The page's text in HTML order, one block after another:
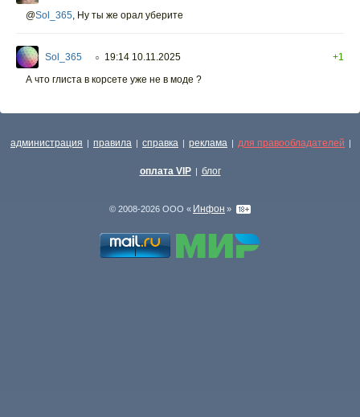
@Sol_365, Ну ты же орал уберите
Sol_365 ○ 19:14 10.11.2025
+1
А что глиста в корсете уже не в моде ?
администрация | правила | справка | реклама | для правообладателей |
оплата VIP | блог
© 2008-2026 ООО « Инфон »